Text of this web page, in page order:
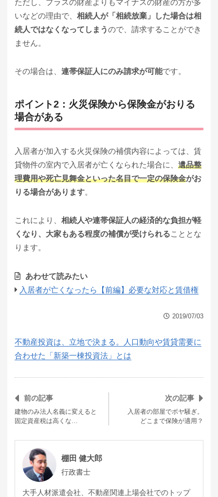
ただし、プラスの財産よりもマイナスの財産の方が多
いなどの理由で、 相続人が「相続放棄」した場合は相
続人ではなくなってしまうので、請求することができ
ません。
その場合は、 連帯保証人にのみ請求が可能です。
ポイント2：火災保険から保険金がおりる
場合がある
入居者が加入する火災保険の補償内容によっては、賃
貸物件の室内で入居者が亡くなられた場合に、 遺品整
理費用や死亡見舞金といった名目で一定の保険金がお
りる場合があります。
これにより、 相続人や連帯保証人の経済的な負担が軽
くなり、大家もある程度の補償が受けられることとな
ります。
あわせて読みたい
入居者が亡くなったら【前編】必要な対応と賃借権
2019/07/03
不動産投資は、立地で決まる。人口動向や賃貸需要に
合わせた「新築一棟投資法」とは
前の記事
建物のみ法人名義に変えると
固定資産税は高くな…
次の記事
入居者の部屋でボヤ騒ぎ。
どこまで保険が適用？
棚田 健大郎
行政書士
大手人材派遣会社、不動産関連上場会社でのトップ